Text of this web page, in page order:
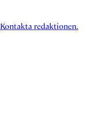
Kontakta redaktionen.